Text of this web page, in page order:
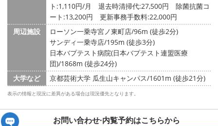
ト:1,110円/月 退去時清掃代:27,500円 除菌抗菌コ
ート:13,200円 更新事務手数料:22,000円
周辺施設
ローソン一乗寺宮ノ東町店/96m (徒歩2分)
サンディ一乗寺店/195m (徒歩3分)
日本バプテスト病院(日本バプテスト連盟医療
団)/1868m (徒歩24分)
大学など
京都芸術大学 瓜生山キャンパス/1601m (徒歩21分)
表示の情報と現況に差異がある場合は現況優先となります。
お問い合わせ·内覧予約はこちらから